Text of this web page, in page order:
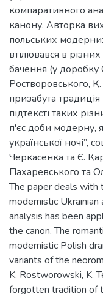
компаративного
канону. Авторка
польських
втілювався в
бачення (у доробку
Ростворовського, К.
призабута
підтексті таких
п'єс доби модерну,
української ночі”,
Черкасенка та Є.
Пахаревського та
The paper deals with
modernistic Ukrainian
analysis has been
the canon. The
modernistic Polish
variants of the
K. Rostworowski, K.
forgotten tradition of